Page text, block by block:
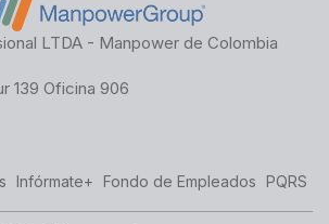
LTDA - Manpower de Colombia
139 Oficina 906
Infórmate+ Fondo de Empleados PQRS